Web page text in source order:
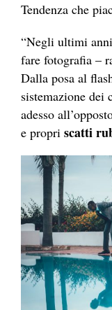
Tendenza che
“Negli ultimi
fare fotografia –
Dalla posa al
sistemazione dei
adesso
e propri scatti